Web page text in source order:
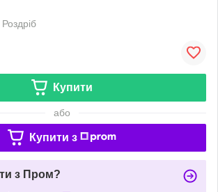
Роздріб
Купити
або
Купити з
з Пром?